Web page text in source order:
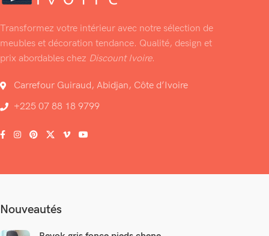
Transformez votre intérieur avec notre sélection de
meubles et décoration tendance. Qualité, design et
prix abordables chez Discount Ivoire.
Carrefour Guiraud, Abidjan, Côte d’Ivoire
+225 07 88 18 9799
Nouveautés